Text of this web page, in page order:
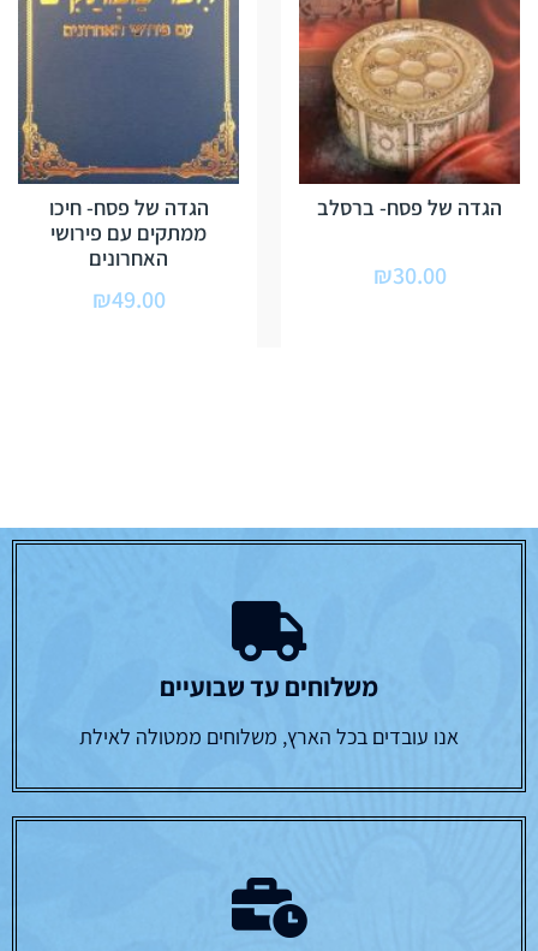
הגדה של פסח- ברסלב
₪30.00
הגדה של פסח- חיכו
ממתקים עם פירושי
האחרונים
₪49.00
משלוחים עד שבועיים
אנו עובדים בכל הארץ, משלוחים ממטולה לאילת